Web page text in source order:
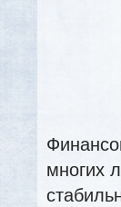
многих